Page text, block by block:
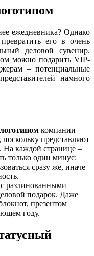
ежедневника? Однако
его в очень
деловой сувенир.
можно подарить VIP-
– потенциальные
намного
компании
представляют
На каждой странице –
только один минус:
сразу же, иначе
разлинованными
подарок. Даже
презентом
году.